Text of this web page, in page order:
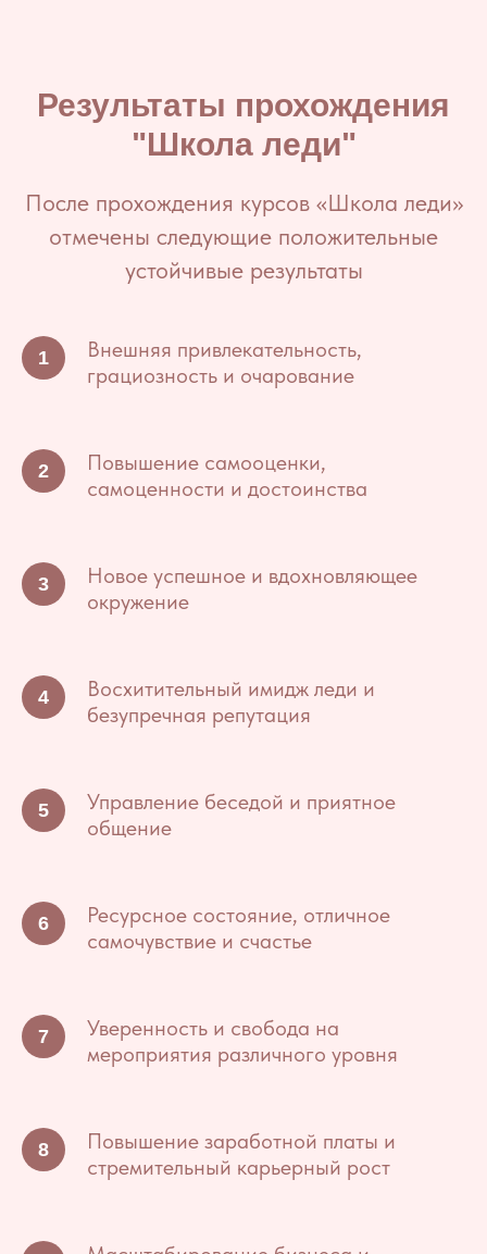
Результаты прохождения
"Школа леди"
После прохождения курсов «Школа леди»
отмечены следующие положительные
устойчивые результаты
Внешняя привлекательность,
грациозность и очарование
Повышение самооценки,
самоценности и достоинства
Новое успешное и вдохновляющее
окружение
Восхитительный имидж леди и
безупречная репутация
Управление беседой и приятное
общение
Ресурсное состояние, отличное
самочувствие и счастье
Уверенность и свобода на
мероприятия различного уровня
Повышение заработной платы и
стремительный карьерный рост